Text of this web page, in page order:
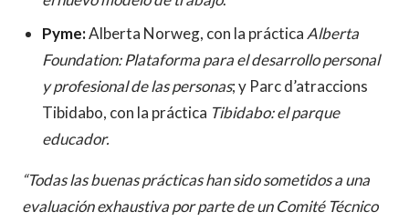
Pyme:Alberta Norweg, con la práctica Alberta
Foundation: Plataforma para el desarrollo personal
y profesional de las personas; y Parc d’atraccions
Tibidabo, con la práctica Tibidabo: el parque
educador.
“Todas las buenas prácticas han sido sometidos a una
evaluación exhaustiva por parte de un Comité Técnico